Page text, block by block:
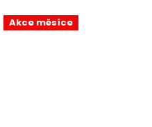
Akce měsíce